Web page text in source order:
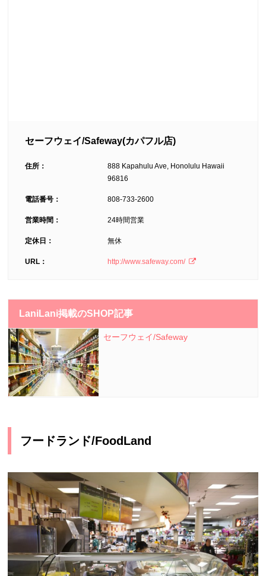
セーフウェイ/Safeway(カパフル店)
住所：
888 Kapahulu Ave, Honolulu Hawaii
96816
電話番号： 808-733-2600
営業時間： 24時間営業
定休日： 無休
URL： http://www.safeway.com/
LaniLani掲載のSHOP記事
セーフウェイ/Safeway
フードランド/FoodLand